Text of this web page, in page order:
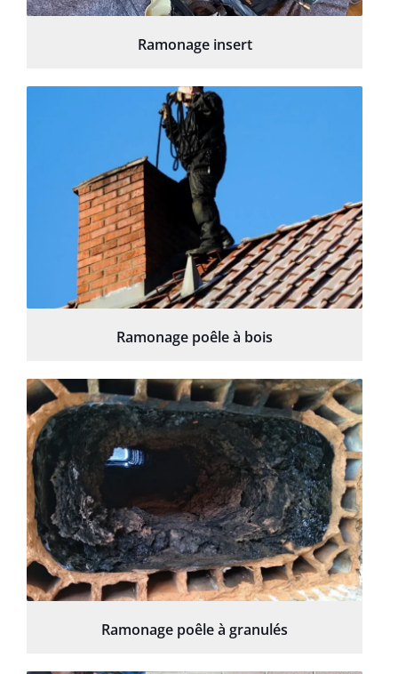
Ramonage insert
Ramonage poêle à bois
Ramonage poêle à granulés